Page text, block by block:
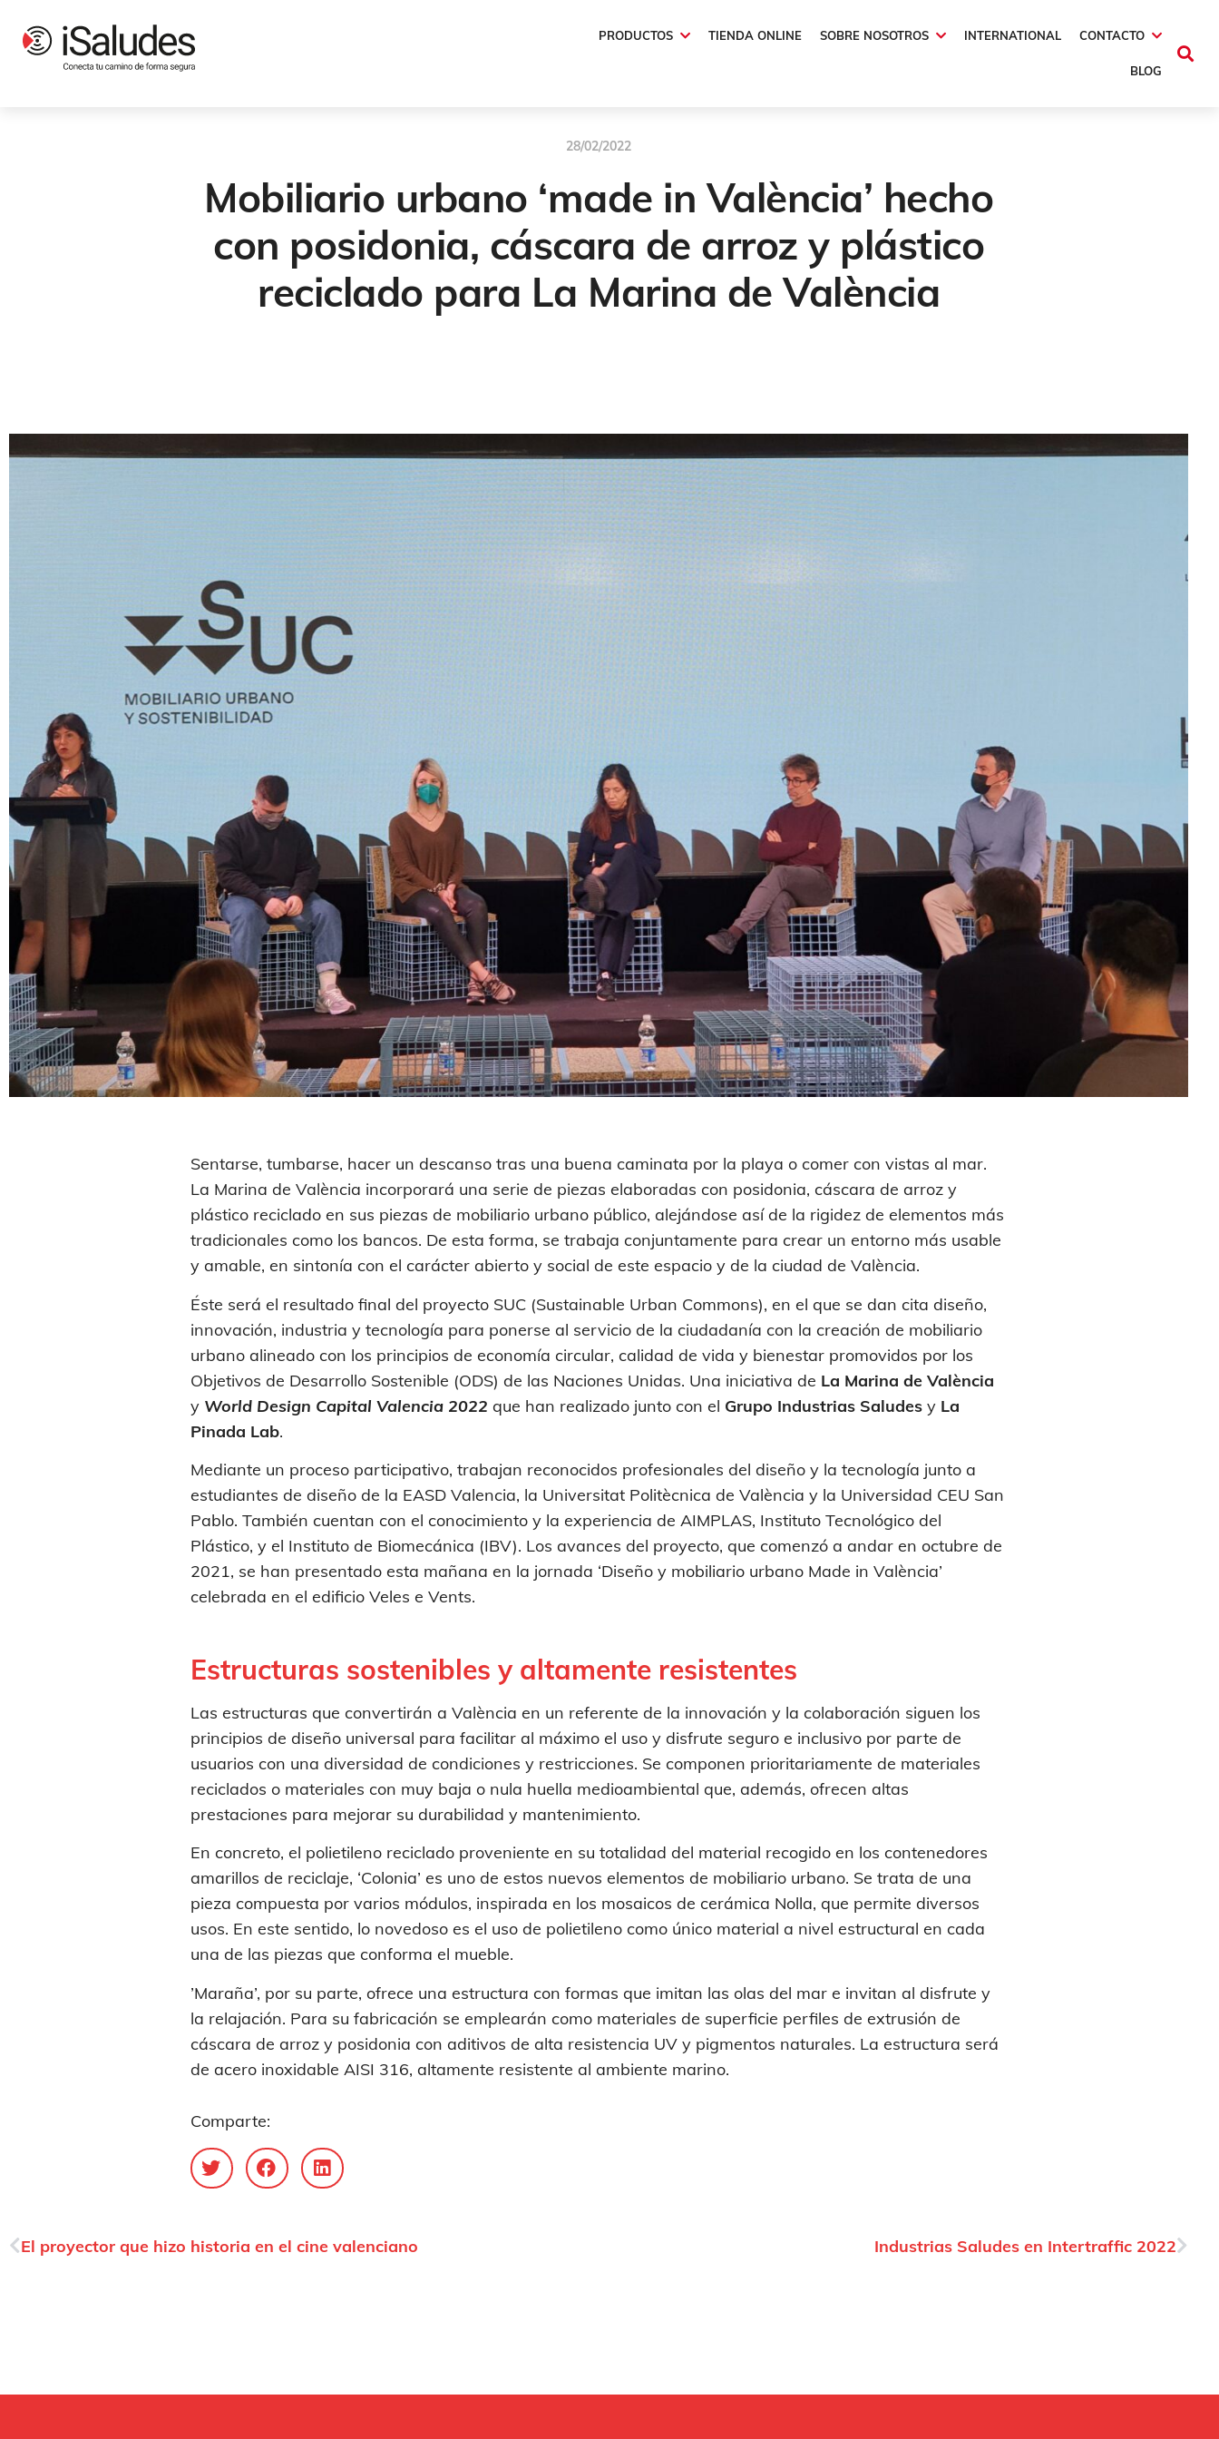
PRODUCTOS TIENDA ONLINE SOBRE NOSOTROS INTERNATIONAL CONTACTO
BLOG
28/02/2022
Mobiliario urbano ‘made in València’ hecho
con posidonia, cáscara de arroz y plástico
reciclado para La Marina de València
Sentarse, tumbarse, hacer un descanso tras una buena caminata por la playa o comer con vistas al mar.
La Marina de València incorporará una serie de piezas elaboradas con posidonia, cáscara de arroz y
plástico reciclado en sus piezas de mobiliario urbano público, alejándose así de la rigidez de elementos más
tradicionales como los bancos. De esta forma, se trabaja conjuntamente para crear un entorno más usable
y amable, en sintonía con el carácter abierto y social de este espacio y de la ciudad de València.
Éste será el resultado final del proyecto SUC (Sustainable Urban Commons), en el que se dan cita diseño,
innovación, industria y tecnología para ponerse al servicio de la ciudadanía con la creación de mobiliario
urbano alineado con los principios de economía circular, calidad de vida y bienestar promovidos por los
Objetivos de Desarrollo Sostenible (ODS) de las Naciones Unidas. Una iniciativa de La Marina de València
y World Design Capital Valencia 2022 que han realizado junto con el Grupo Industrias Saludes y La
Pinada Lab.
Mediante un proceso participativo, trabajan reconocidos profesionales del diseño y la tecnología junto a
estudiantes de diseño de la EASD Valencia, la Universitat Politècnica de València y la Universidad CEU San
Pablo. También cuentan con el conocimiento y la experiencia de AIMPLAS, Instituto Tecnológico del
Plástico, y el Instituto de Biomecánica (IBV). Los avances del proyecto, que comenzó a andar en octubre de
2021, se han presentado esta mañana en la jornada ‘Diseño y mobiliario urbano Made in València’
celebrada en el edificio Veles e Vents.
Estructuras sostenibles y altamente resistentes
Las estructuras que convertirán a València en un referente de la innovación y la colaboración siguen los
principios de diseño universal para facilitar al máximo el uso y disfrute seguro e inclusivo por parte de
usuarios con una diversidad de condiciones y restricciones. Se componen prioritariamente de materiales
reciclados o materiales con muy baja o nula huella medioambiental que, además, ofrecen altas
prestaciones para mejorar su durabilidad y mantenimiento.
En concreto, el polietileno reciclado proveniente en su totalidad del material recogido en los contenedores
amarillos de reciclaje, ‘Colonia’ es uno de estos nuevos elementos de mobiliario urbano. Se trata de una
pieza compuesta por varios módulos, inspirada en los mosaicos de cerámica Nolla, que permite diversos
usos. En este sentido, lo novedoso es el uso de polietileno como único material a nivel estructural en cada
una de las piezas que conforma el mueble.
’Maraña’, por su parte, ofrece una estructura con formas que imitan las olas del mar e invitan al disfrute y
la relajación. Para su fabricación se emplearán como materiales de superficie perfiles de extrusión de
cáscara de arroz y posidonia con aditivos de alta resistencia UV y pigmentos naturales. La estructura será
de acero inoxidable AISI 316, altamente resistente al ambiente marino.
Comparte:
El proyector que hizo historia en el cine valenciano Industrias Saludes en Intertraffic 2022